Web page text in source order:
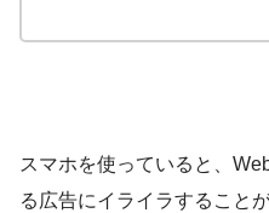
スマホを使っていると、
る広告にイライラすること